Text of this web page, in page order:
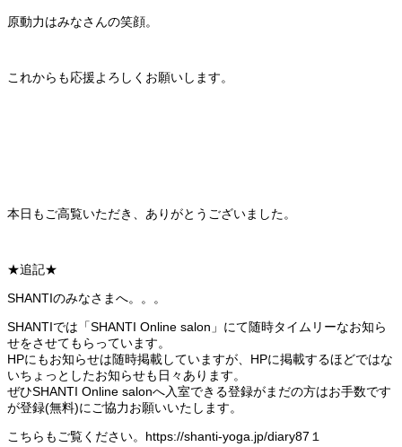
原動力はみなさんの笑顔。
これからも応援よろしくお願いします。
本日もご高覧いただき、ありがとうございました。
★追記★
SHANTIのみなさまへ。。。
SHANTIでは「SHANTI Online salon」にて随時タイムリーなお知ら
せをさせてもらっています。
HPにもお知らせは随時掲載していますが、HPに掲載するほどではな
いちょっとしたお知らせも日々あります。
ぜひSHANTI Online salonへ入室できる登録がまだの方はお手数です
が登録(無料)にご協力お願いいたします。
こちらもご覧ください。https://shanti-yoga.jp/diary87１